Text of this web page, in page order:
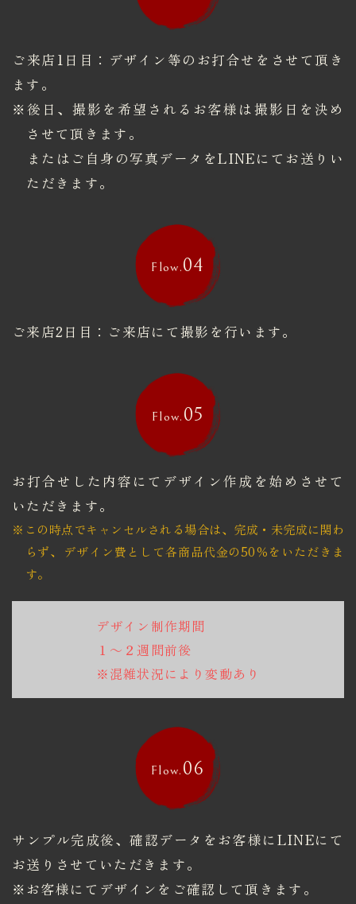
ご来店1日目：デザイン等のお打合せをさせて頂き
ます。
※後日、撮影を希望されるお客様は撮影日を決め
させて頂きます。
​​​​​​​またはご自身の写真データをLINEにてお送りい
ただきます。
Flow.04
ご来店2日目：ご来店にて撮影を行います。
Flow. 05
お打合せした内容にてデザイン作成を始めさせて
いただきます。
※この時点でキャンセルされる場合は、完成・未完成に関わ
らず、
​​​​​​​デザイン費として各商品代金の50％をいただきま
す。
デザイン制作期間
１～２週間前後
※混雑状況により変動あり
Flow. 06
サンプル完成後、確認データをお客様にLINEにて
お送りさせていただきます。
※お客様にてデザインをご確認して頂きます。